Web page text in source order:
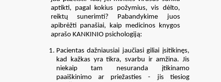
aptikti, pagal kokius požymius, vis dėlto,
reiktų sunerimti? Pabandykime juos
apibrėžti panašiai, kaip medicinos knygos
aprašo KANKINIO psichologiją:
Pacientas dažniausiai jaučiasi giliai įsitikinęs,
kad kažkas yra tikra, svarbu ir amžina. Jis
niekaip tam nesuranda įtikinamo
paaiškinimo ar priežasties - jis tiesiog